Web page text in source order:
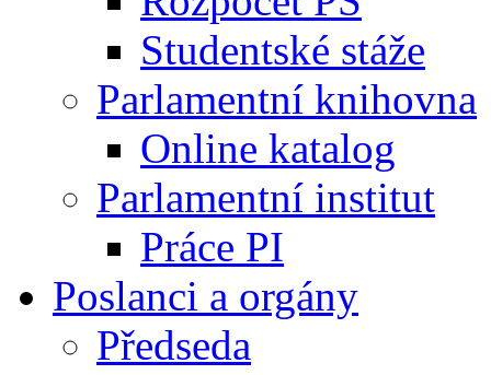
Studentské stáže
Parlamentní knihovna
Online katalog
Parlamentní institut
Práce PI
Poslanci a orgány
Předseda